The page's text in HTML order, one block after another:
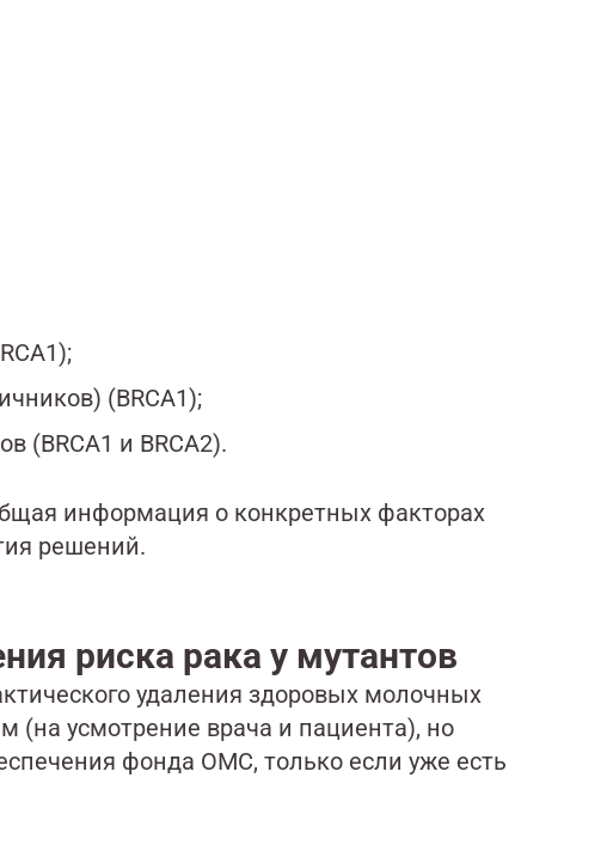
(BRCA1);
(BRCA1 и BRCA2).
информация о конкретных факторах
решений.
риска рака у мутантов
удаления здоровых молочных
(на усмотрение врача и пациента), но
фонда ОМС, только если уже есть